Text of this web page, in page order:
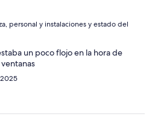
personal y instalaciones y estado del
un poco flojo en la hora de